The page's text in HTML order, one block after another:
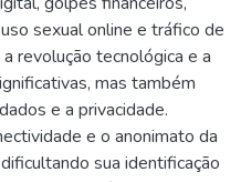
sexual online e tráfico de
revolução tecnológica e a
mas também
e a privacidade.
e o anonimato da
sua identificação